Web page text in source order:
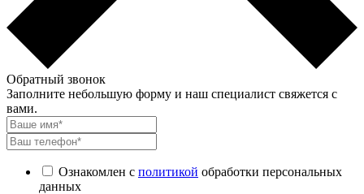
Обратный звонок
Заполните небольшую форму и наш специалист свяжется с
вами.
Ознакомлен с политикой обработки персональных
данных